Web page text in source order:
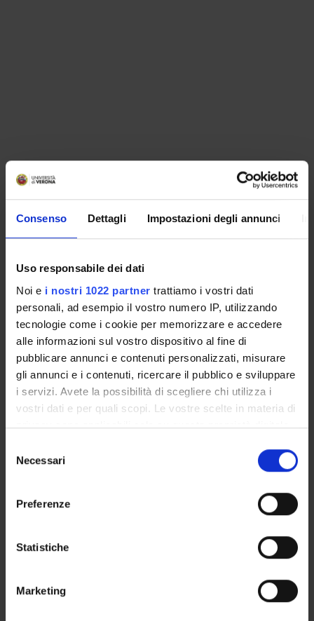
Consenso Dettagli Impostazioni degli annunci
Uso responsabile dei dati
Noi e i nostri 1022 partner trattiamo i vostri dati
personali, ad esempio il vostro numero IP, utilizzando
tecnologie come i cookie per memorizzare e accedere
alle informazioni sul vostro dispositivo al fine di
pubblicare annunci e contenuti personalizzati, misurare
gli annunci e i contenuti, ricercare il pubblico e sviluppare
i servizi. Avete la possibilità di scegliere chi utilizza i
vostri dati e per quali scopi. Le vostre scelte in materia di
privacy sono applicabili solo su questa proprietà digitale
modificare o revocare il proprio consenso in qualsiasi
momento dalla Dichiarazione sui cookie o facendo clic
raccogliere informazioni sulla tua posizione
geografica, con un'approssimazione di qualche
Identificare il tuo dispositivo, scansionandolo
delNecessari
Preferenze
Statistiche
Marketing
ORGANISATION
DEPARTMENT ADMINISTRATION OFFICES
STUDENT ADMINISTRATION OFFICES
DEPARTMENT FACILITIES
RESEARCH LABORATORIES
RESEARCH CENTRES